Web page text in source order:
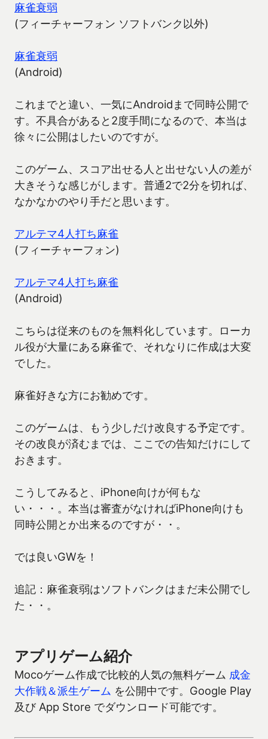
麻雀衰弱
(フィーチャーフォン ソフトバンク以外)
麻雀衰弱
(Android)
これまでと違い、一気にAndroidまで同時公開で
す。不具合があると2度手間になるので、本当は
徐々に公開はしたいのですが。
このゲーム、スコア出せる人と出せない人の差が
大きそうな感じがします。普通2で2分を切れば、
なかなかのやり手だと思います。
アルテマ4人打ち麻雀
(フィーチャーフォン)
アルテマ4人打ち麻雀
(Android)
こちらは従来のものを無料化しています。ローカ
ル役が大量にある麻雀で、それなりに作成は大変
でした。
麻雀好きな方にお勧めです。
このゲームは、もう少しだけ改良する予定です。
その改良が済むまでは、ここでの告知だけにして
おきます。
こうしてみると、iPhone向けが何もな
い・・・。本当は審査がなければiPhone向けも
同時公開とか出来るのですが・・。
では良いGWを！
追記：麻雀衰弱はソフトバンクはまだ未公開でし
た・・。
アプリゲーム紹介
Mocoゲーム作成で比較的人気の無料ゲーム 成金
大作戦＆派生ゲーム を公開中です。Google Play
及び App Store でダウンロード可能です。